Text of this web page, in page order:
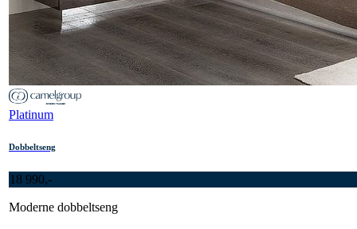
Platinum
Dobbeltseng
18 990,-
Moderne dobbeltseng